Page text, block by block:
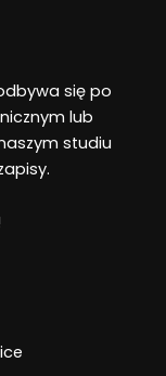
się po
lub
studiu